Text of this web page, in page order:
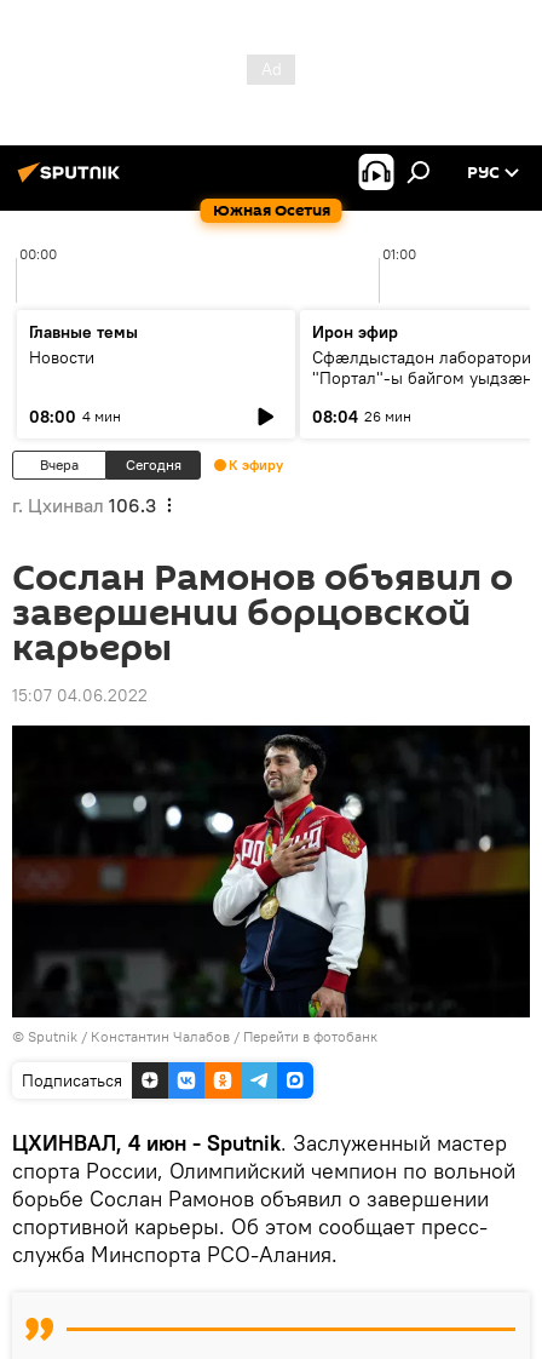
Южная Осетия
РУС
00:00 01:00
Главные темы
Новости
08:00 4 мин
Ирон эфир
Сфæлдыстадон лаборатори
"Портал"-ы байгом уыдзæн
Æхсары куыстыты равдыст
08:04 26 мин
Вчера Сегодня К эфиру
г. Цхинвал 106.3
Сослан Рамонов объявил о
завершении борцовской
карьеры
15:07 04.06.2022
© Sputnik / Константин Чалабов / Перейти в фотобанк
Подписаться
ЦХИНВАЛ, 4 июн - Sputnik. Заслуженный мастер
спорта России, Олимпийский чемпион по вольной
борьбе Сослан Рамонов объявил о завершении
спортивной карьеры. Об этом сообщает пресс-
служба Минспорта РСО-Алания.